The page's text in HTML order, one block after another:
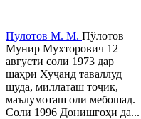
Пӯлотов М. М. Пўлотов
Мунир Мухторович 12
августи соли 1973 дар
шаҳри Хуҷанд таваллуд
шуда, миллаташ тоҷик,
маълумоташ олӣ мебошад.
Соли 1996 Донишгоҳи да...